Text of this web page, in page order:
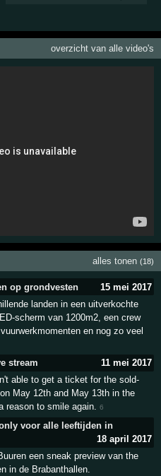
overzicht van alle video's
alles tonen (18)
op grondvesten
15 mei 2017
landen in een uitverkochte
scherm van 1200m2, een crew
en nog zo veel
stream
11 mei 2017
able to get a ticket for the sold-
May 12th and May 13th in the
reason to smile again.6
voor alle leeftijden in
18 april 2017
een sneak preview van the
in de Brabanthallen.